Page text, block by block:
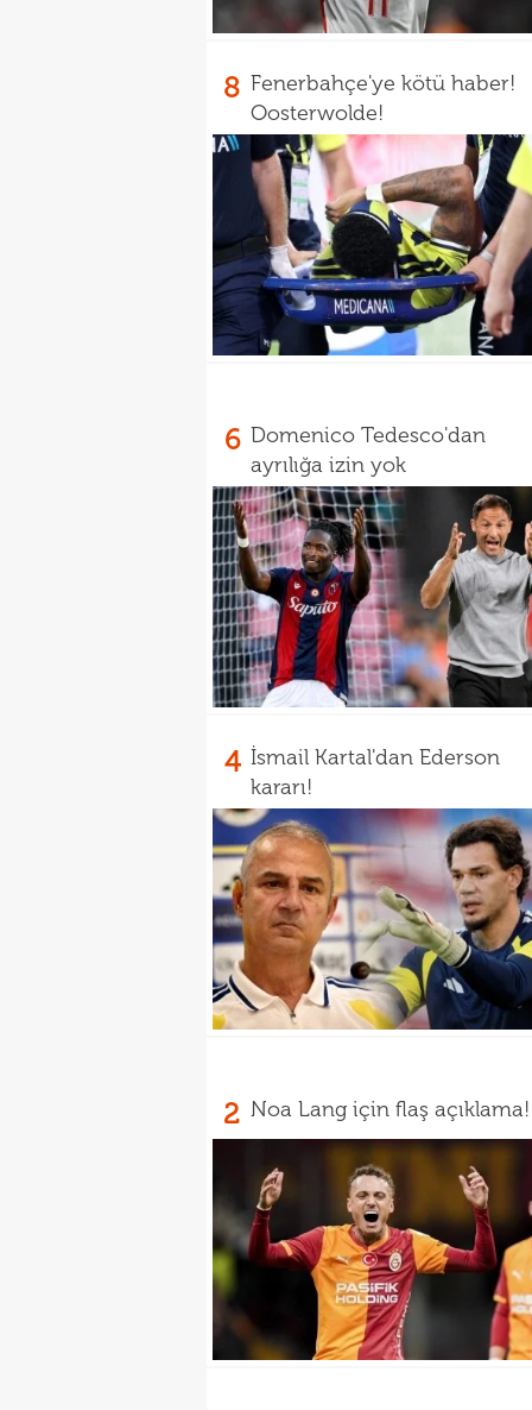
8 Fenerbahçe'ye kötü haber!
Oosterwolde!
6 Domenico Tedesco'dan
ayrılığa izin yok
4 İsmail Kartal'dan Ederson
kararı!
2 Noa Lang için flaş açıklama!